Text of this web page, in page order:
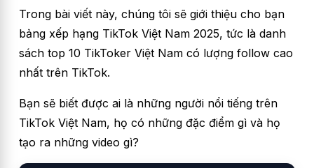
Trong bài viết này, chúng tôi sẽ giới thiệu cho bạn
bảng xếp hạng TikTok Việt Nam 2025, tức là danh
sách top 10 TikToker Việt Nam có lượng follow cao
nhất trên TikTok.
Bạn sẽ biết được ai là những người nổi tiếng trên
TikTok Việt Nam, họ có những đặc điểm gì và họ
tạo ra những video gì?